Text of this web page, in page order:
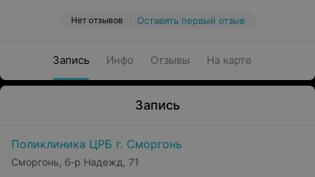
Нет отзывов Оставить первый отзыв
Запись Инфо Отзывы На карте
Запись
Поликлиника ЦРБ г. Сморгонь
Сморгонь, б-р Надежд, 71